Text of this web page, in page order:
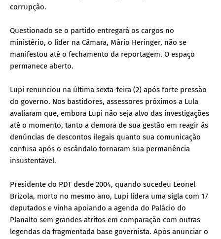
corrupção.
Questionado se o partido entregará os cargos no
ministério, o líder na Câmara, Mário Heringer, não se
manifestou até o fechamento da reportagem. O espaço
permanece aberto.
Lupi renunciou na última sexta-feira (2) após forte pressão
do governo. Nos bastidores, assessores próximos a Lula
avaliaram que, embora Lupi não seja alvo das investigações
até o momento, tanto a demora de sua gestão em reagir às
denúncias de descontos ilegais quanto sua comunicação
confusa após o escândalo tornaram sua permanência
insustentável.
Presidente do PDT desde 2004, quando sucedeu Leonel
Brizola, morto no mesmo ano, Lupi lidera uma sigla com 17
deputados e vinha apoiando a agenda do Palácio do
Planalto sem grandes atritos em comparação com outras
legendas da fragmentada base governista. Após anunciar o